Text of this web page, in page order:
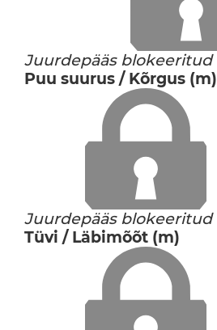
Juurdepääs blokeeritud
Puu suurus / Kõrgus (m)
Juurdepääs blokeeritud
Tüvi / Läbimõõt (m)